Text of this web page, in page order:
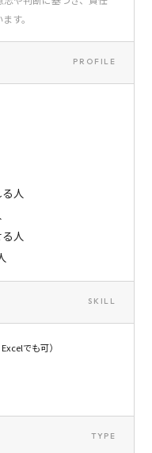
す。
PROFILE
人
人
SKILL
でも可）
TYPE